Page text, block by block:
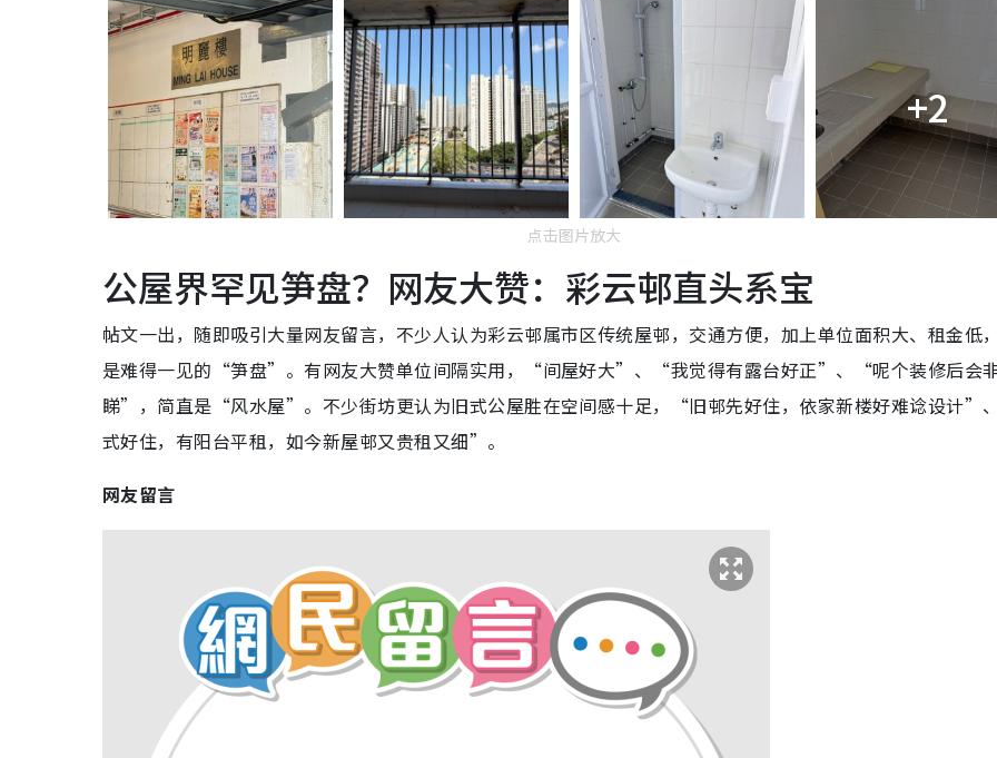
+2
点击图片放大
公屋界罕见笋盘？网友大赞：彩云邨直头系宝
帖文一出，随即吸引大量网友留言，不少人认为彩云邨属市区传统屋邨，交通方便，加上单位面积大、租金低
是难得一见的“笋盘”。有网友大赞单位间隔实用，“间屋好大”、“我觉得有露台好正”、“呢个装修后会
睇”，简直是“风水屋”。不少街坊更认为旧式公屋胜在空间感十足，“旧邨先好住，依家新楼好难谂设计”
式好住，有阳台平租，如今新屋邨又贵租又细”。
网友留言